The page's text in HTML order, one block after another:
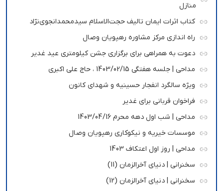
منازل
کتاب اثرات ایمان تالیف حجت‌الاسلام سیدمحمدانجوی‌نژاد
راه اندازی مرکز مشاوره رهپویان وصال
دعوت به همراهی برای برگزاری جشن کیلومتری عید غدیر
مداحی | جلسه هفتگی 1403/02/15 ، حاج علی اکبری
ویژه سالگرد انفجار حسینیه و شهدای کانون
فراخوان قربانی برای غدیر
مداحی | شب اول دهه محرم 1403/04/16
موسسات خیریه و نیکوکاری رهپویان وصال
مداحی | روز اول اعتکاف 1403
سخنرانی | دنیای آخرالزمان (11)
سخنرانی | دنیای آخرالزمان (12)